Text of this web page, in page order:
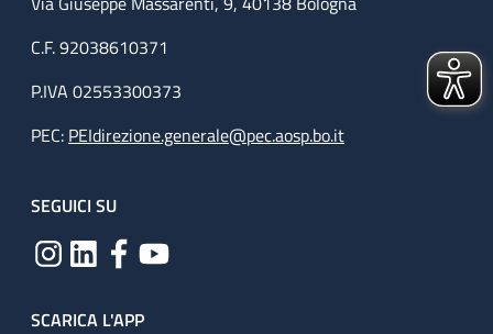
C.F. 92038610371
P.IVA 02553300373
PEC: PEIdirezione.generale@pec.aosp.bo.it
SEGUICI SU
SCARICA L'APP